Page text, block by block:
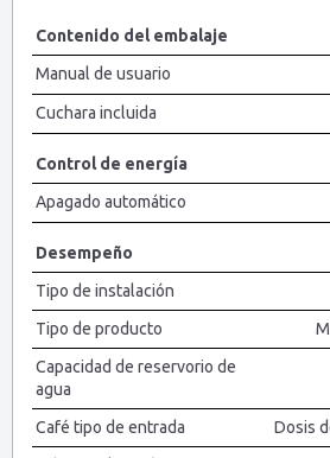
Contenido del embalaje
Manual de usuario
Cuchara incluida
Control de energía
Apagado automático
Desempeño
Tipo de instalación
Tipo de producto
Capacidad de reservorio de
agua
Café tipo de entrada
Dosis